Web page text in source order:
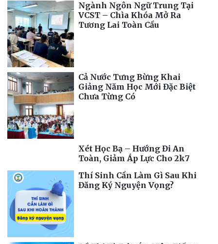
Ngành Ngôn Ngữ Trung Tại
VCST – Chìa Khóa Mở Ra
Tương Lai Toàn Cầu
Cả Nước Tưng Bừng Khai
Giảng Năm Học Mới Đặc Biệt
Chưa Từng Có
Xét Học Bạ – Hướng Đi An
Toàn, Giảm Áp Lực Cho 2k7
Thí Sinh Cần Làm Gì Sau Khi
Đăng Ký Nguyện Vọng?